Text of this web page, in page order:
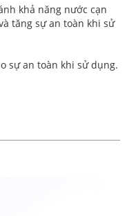
khả năng nước cạn
tăng sự an toàn khi sử
sự an toàn khi sử dụng.